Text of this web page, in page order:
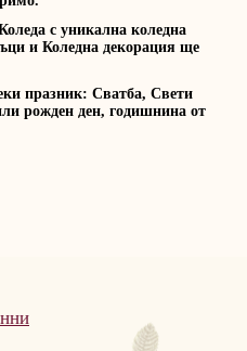
с уникална коледна
и Коледна декорация ще
празник: Сватба, Свети
рожден ден, годишнина от